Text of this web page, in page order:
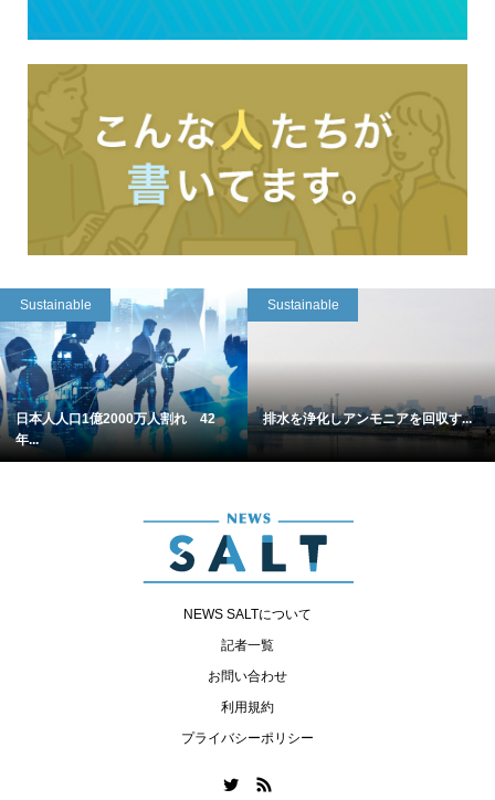
Sustainable
日本人人口1億2000万人割れ 42
年...
Sustainable
排水を浄化しアンモニアを回収す...
NEWS SALTについて
記者一覧
お問い合わせ
利用規約
プライバシーポリシー